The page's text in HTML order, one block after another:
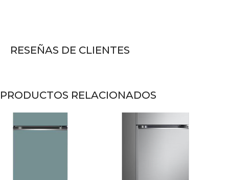
RESEÑAS DE CLIENTES
PRODUCTOS RELACIONADOS